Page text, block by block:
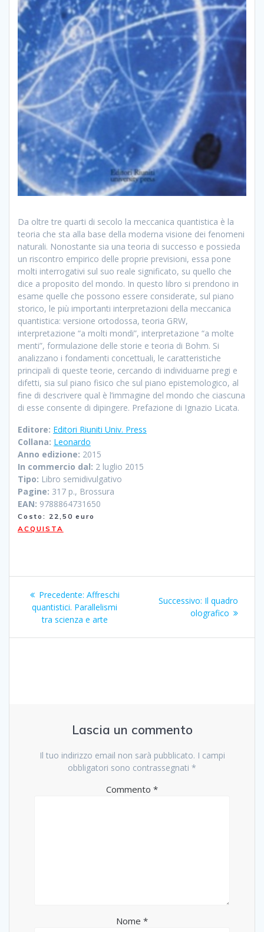
Da oltre tre quarti di secolo la meccanica quantistica è la
teoria che sta alla base della moderna visione dei fenomeni
naturali. Nonostante sia una teoria di successo e possieda
un riscontro empirico delle proprie previsioni, essa pone
molti interrogativi sul suo reale significato, su quello che
dice a proposito del mondo. In questo libro si prendono in
esame quelle che possono essere considerate, sul piano
storico, le più importanti interpretazioni della meccanica
quantistica: versione ortodossa, teoria GRW,
interpretazione “a molti mondi”, interpretazione “a molte
menti”, formulazione delle storie e teoria di Bohm. Si
analizzano i fondamenti concettuali, le caratteristiche
principali di queste teorie, cercando di individuarne pregi e
difetti, sia sul piano fisico che sul piano epistemologico, al
fine di descrivere qual è l’immagine del mondo che ciascuna
di esse consente di dipingere. Prefazione di Ignazio Licata.
Editore: Editori Riuniti Univ. Press
Collana: Leonardo
Anno edizione: 2015
In commercio dal: 2 luglio 2015
Tipo: Libro semidivulgativo
Pagine: 317 p., Brossura
EAN: 9788864731650
Costo: 22,50 euro
ACQUISTA
Navigazione
articoli
Precedente: Articolo
precedente:
Affreschi
quantistici. Parallelismi
tra scienza e arte
Successivo: Articolo
successivo:
Il quadro
olografico
Lascia un commento
Il tuo indirizzo email non sarà pubblicato. I campi
obbligatori sono contrassegnati *
Commento *
Nome *